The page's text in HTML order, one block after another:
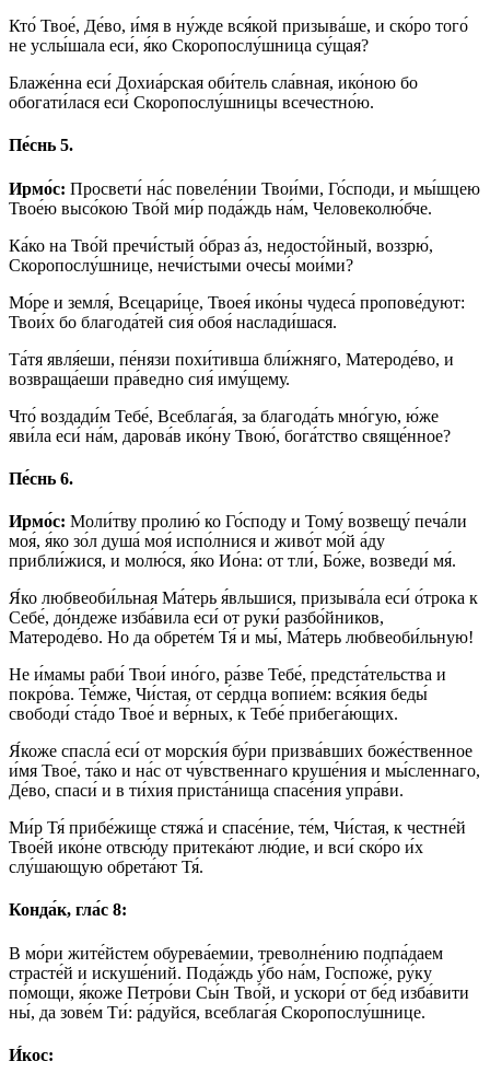
Кто́ Твое́, Де́во, и́мя в ну́жде вся́кой призыва́ше, и ско́ро того́
не услы́шала еси́, я́ко Скоропослу́шница су́щая?
Блаже́нна еси́ Дохиа́рская оби́тель сла́вная, ико́ною бо
обогати́лася еси́ Скоропослу́шницы всечестно́ю.
Пе́снь 5.
Ирмо́с: Просвети́ на́с повеле́нии Твои́ми, Го́споди, и мы́шцею
Твое́ю высо́кою Тво́й ми́р пода́ждь на́м, Человеколю́бче.
Ка́ко на Тво́й пречи́стый о́браз а́з, недосто́йный, воззрю́,
Скоропослу́шнице, нечи́стыми очесы́ мои́ми?
Мо́ре и земля́, Всецари́це, Твоея́ ико́ны чудеса́ пропове́дуют:
Твои́х бо благода́тей сия́ обоя́ наслади́шася.
Та́тя явля́еши, пе́нязи похи́тивша бли́жняго, Матероде́во, и
возвраща́еши пра́ведно сия́ иму́щему.
Что́ воздади́м Тебе́, Всеблага́я, за благода́ть мно́гую, ю́же
яви́ла еси́ на́м, дарова́в ико́ну Твою́, бога́тство свяще́нное?
Пе́снь 6.
Ирмо́с: Моли́тву пролию́ ко Го́споду и Тому́ возвещу́ печа́ли
моя́, я́ко зо́л душа́ моя́ испо́лнися и живо́т мо́й а́ду
прибли́жися, и молю́ся, я́ко Ио́на: от тли́, Бо́же, возведи́ мя́.
Я́ко любвеоби́льная Ма́терь я́вльшися, призыва́ла еси́ о́трока к
Себе́, до́ндеже изба́вила еси́ от руки́ разбо́йников,
Матероде́во. Но да обрете́м Тя́ и мы́, Ма́терь любвеоби́льную!
Не и́мамы раби́ Твои́ ино́го, ра́зве Тебе́, предста́тельства и
покро́ва. Те́мже, Чи́стая, от се́рдца вопие́м: вся́кия беды́
свободи́ ста́до Твое́ и ве́рных, к Тебе́ прибега́ющих.
Я́коже спасла́ еси́ от морски́я бу́ри призва́вших боже́ственное
и́мя Твое́, та́ко и на́с от чу́вственнаго круше́ния и мы́сленнаго,
Де́во, спаси́ и в ти́хия приста́нища спасе́ния упра́ви.
Ми́р Тя́ прибе́жище стяжа́ и спасе́ние, те́м, Чи́стая, к честне́й
Твое́й ико́не отвсю́ду притека́ют лю́дие, и вси́ ско́ро и́х
слу́шающую обрета́ют Тя́.
Конда́к, гла́с 8:
В мо́ри жите́йстем обурева́емии, треволне́нию подпа́даем
страсте́й и искуше́ний. Пода́ждь у́бо на́м, Госпоже́, ру́ку
по́мощи, я́коже Петро́ви Сы́н Тво́й, и ускори́ от бе́д изба́вити
ны́, да зове́м Ти́: ра́дуйся, всеблага́я Скоропослу́шнице.
И́кос: